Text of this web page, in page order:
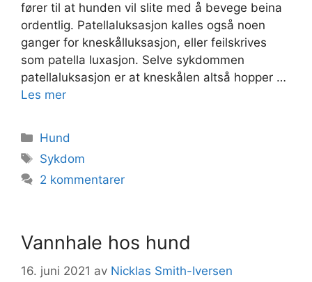
fører til at hunden vil slite med å bevege beina
ordentlig. Patellaluksasjon kalles også noen
ganger for kneskålluksasjon, eller feilskrives
som patella luxasjon. Selve sykdommen
patellaluksasjon er at kneskålen altså hopper …
Les mer
Kategorier
Hund
Stikkord
Sykdom
2 kommentarer
Vannhale hos hund
16. juni 2021 av Nicklas Smith-Iversen